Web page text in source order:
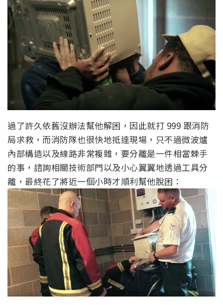
過了許久依舊沒辦法幫他解困，因此就打 999 跟消防
局求救，而消防隊也很快地抵達現場，只不過微波爐
內部構造以及線路非常複雜，要分離是一件相當棘手
的事，諮詢相關技術部門以及小心翼翼地透過工具分
離，最終花了將近一個小時才順利幫他脫困：